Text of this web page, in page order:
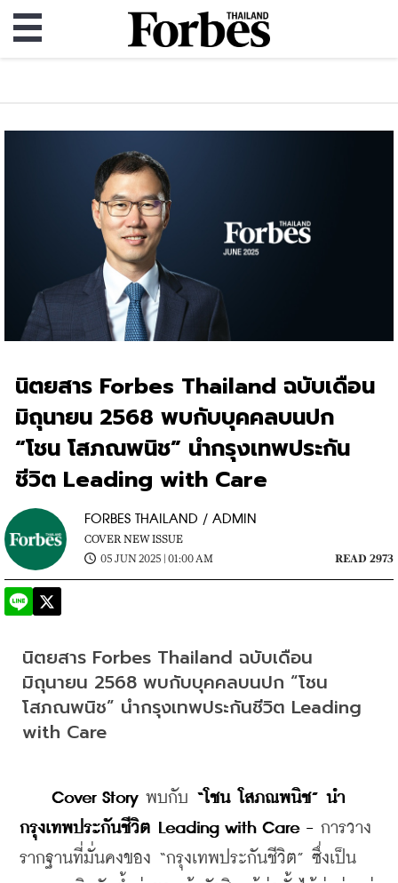
นิตยสาร Forbes Thailand ฉบับเดือน
มิถุนายน 2568 พบกับบุคคลบนปก
“โชน โสภณพนิช” นำกรุงเทพประกัน
ชีวิต Leading with Care
FORBES THAILAND / ADMIN
COVER NEW ISSUE
05 JUN 2025 | 01:00 AM
READ 2973
นิตยสาร Forbes Thailand ฉบับเดือน
มิถุนายน 2568 พบกับบุคคลบนปก “โชน
โสภณพนิช” นำกรุงเทพประกันชีวิต Leading
with Care
Cover Story พบกับ “โชน โสภณพนิช” นำ
กรุงเทพประกันชีวิต Leading with Care - การวาง
รากฐานที่มั่นคงของ “กรุงเทพประกันชีวิต” ซึ่งเป็น